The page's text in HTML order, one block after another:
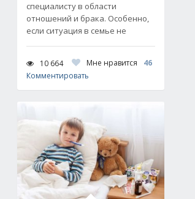
специалисту в области
отношений и брака. Особенно,
если ситуация в семье не
10 664 Мне нравится
46
Комментировать